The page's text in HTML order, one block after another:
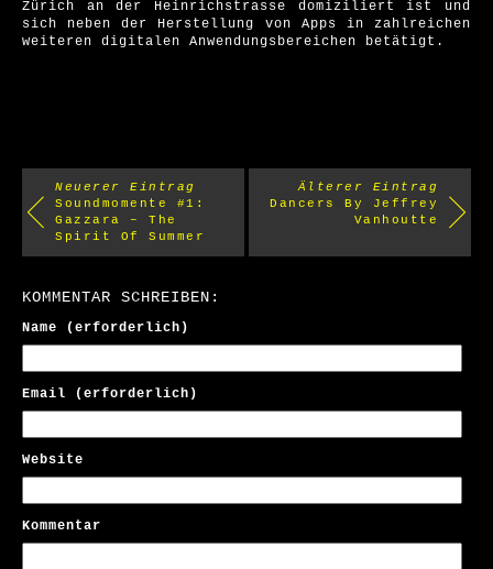
Zürich an der Heinrichstrasse domiziliert ist und
sich neben der Herstellung von Apps in zahlreichen
weiteren digitalen Anwendungsbereichen betätigt.
Neuerer Eintrag
Soundmomente #1:
Gazzara – The
Spirit Of Summer
Älterer Eintrag
Dancers By Jeffrey
Vanhoutte
KOMMENTAR SCHREIBEN:
Name (erforderlich)
Email (erforderlich)
Website
Kommentar